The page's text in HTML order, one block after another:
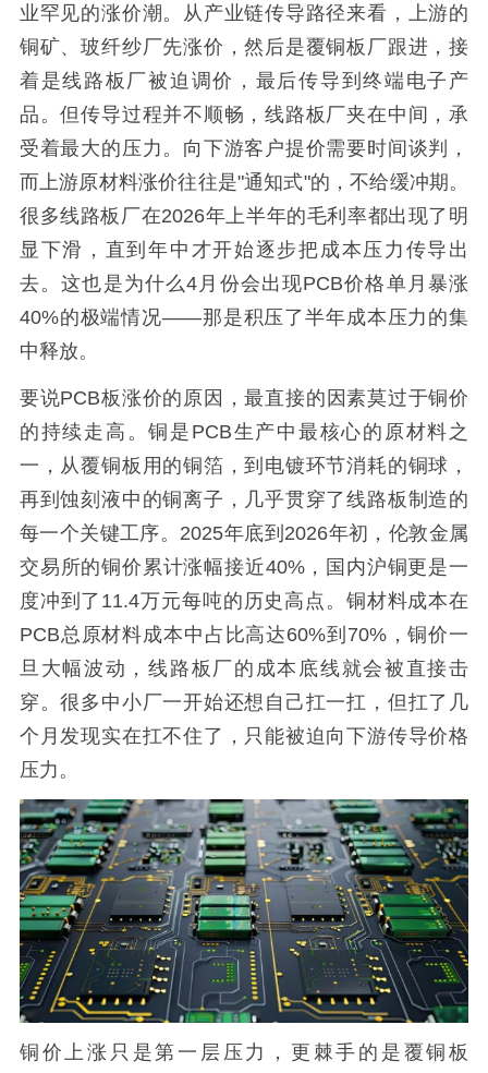
业罕见的涨价潮。从产业链传导路径来看，上游的
铜矿、玻纤纱厂先涨价，然后是覆铜板厂跟进，接
着是线路板厂被迫调价，最后传导到终端电子产
品。但传导过程并不顺畅，线路板厂夹在中间，承
受着最大的压力。向下游客户提价需要时间谈判，
而上游原材料涨价往往是"通知式"的，不给缓冲期。
很多线路板厂在2026年上半年的毛利率都出现了明
显下滑，直到年中才开始逐步把成本压力传导出
去。这也是为什么4月份会出现PCB价格单月暴涨
40%的极端情况——那是积压了半年成本压力的集
中释放。
要说PCB板涨价的原因，最直接的因素莫过于铜价
的持续走高。铜是PCB生产中最核心的原材料之
一，从覆铜板用的铜箔，到电镀环节消耗的铜球，
再到蚀刻液中的铜离子，几乎贯穿了线路板制造的
每一个关键工序。2025年底到2026年初，伦敦金属
交易所的铜价累计涨幅接近40%，国内沪铜更是一
度冲到了11.4万元每吨的历史高点。铜材料成本在
PCB总原材料成本中占比高达60%到70%，铜价一
旦大幅波动，线路板厂的成本底线就会被直接击
穿。很多中小厂一开始还想自己扛一扛，但扛了几
个月发现实在扛不住了，只能被迫向下游传导价格
压力。
铜价上涨只是第一层压力，更棘手的是覆铜板